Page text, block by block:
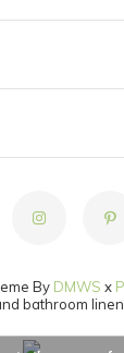
By DMWS x
bathroom